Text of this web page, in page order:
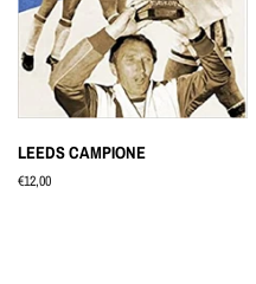
LEEDS CAMPIONE
Prezzo
€12,00